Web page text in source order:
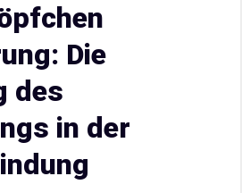
Die
des
in der